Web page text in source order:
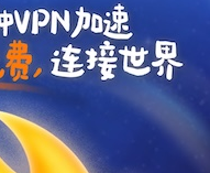
支持[0] 反对[0]